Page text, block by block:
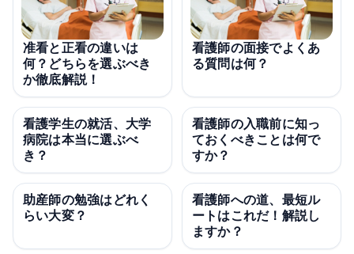
准看と正看の違いは
何？どちらを選ぶべき
か徹底解説！
看護師の面接でよくあ
る質問は何？
看護学生の就活、大学
病院は本当に選ぶべ
き？
看護師の入職前に知っ
ておくべきことは何で
すか？
助産師の勉強はどれく
らい大変？
看護師への道、最短ル
ートはこれだ！解説し
ますか？